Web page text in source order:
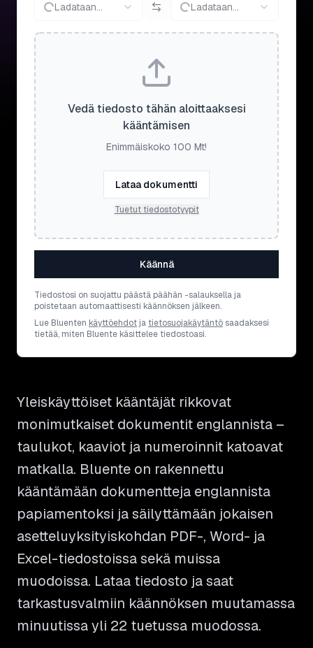
Ladataan... Ladataan...
Vedä tiedosto tähän aloittaaksesi
kääntämisen
Enimmäiskoko 100 Mt!
Lataa dokumentti
Tuetut tiedostotyypit
Käännä
Tiedostosi on suojattu päästä päähän -salauksella ja
poistetaan automaattisesti käännöksen jälkeen.
Lue Bluenten käyttöehdot ja tietosuojakäytäntösaadaksesi
tietää, miten Bluente käsittelee tiedostoasi.
Yleiskäyttöiset kääntäjät rikkovat
monimutkaiset dokumentit englannista –
taulukot, kaaviot ja numeroinnit katoavat
matkalla. Bluente on rakennettu
kääntämään dokumentteja englannista
papiamentoksi ja säilyttämään jokaisen
asetteluyksityiskohdan PDF-, Word- ja
Excel-tiedostoissa sekä muissa
muodoissa. Lataa tiedosto ja saat
tarkastusvalmiin käännöksen muutamassa
minuutissa yli 22 tuetussa muodossa.